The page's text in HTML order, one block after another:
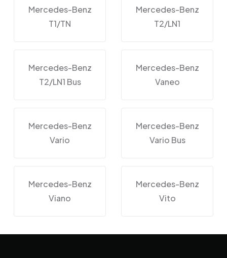
Mercedes-Benz
T1/TN
Mercedes-Benz
T2/LN1
Mercedes-Benz
T2/LN1 Bus
Mercedes-Benz
Vaneo
Mercedes-Benz
Vario
Mercedes-Benz
Vario Bus
Mercedes-Benz
Viano
Mercedes-Benz
Vito